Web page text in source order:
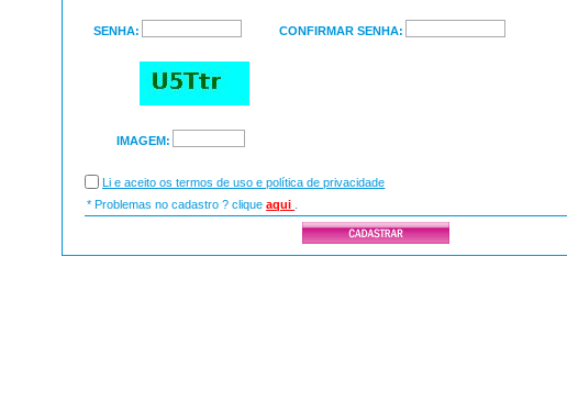
SENHA: CONFIRMAR SENHA:
IMAGEM:
Li e aceito os termos de uso e política de privacidade
* Problemas no cadastro ? cliqueaqui